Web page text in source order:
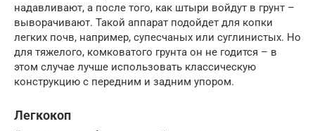
надавливают, а после того, как штыри войдут в грунт –
выворачивают. Такой аппарат подойдет для копки
легких почв, например, супесчаных или суглинистых. Но
для тяжелого, комковатого грунта он не годится – в
этом случае лучше использовать классическую
конструкцию с передним и задним упором.
Легкокоп